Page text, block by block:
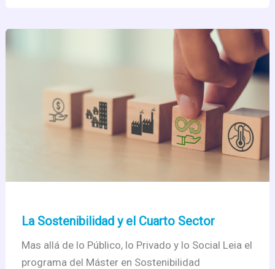
La Sostenibilidad y el Cuarto Sector
Mas allá de lo Público, lo Privado y lo Social Leia el
programa del Máster en Sostenibilidad